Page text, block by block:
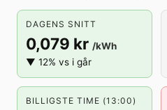
DAGENS SNITT
0,079 kr /kWh
▼ 12% vs i går
BILLIGSTE TIME (13:00)